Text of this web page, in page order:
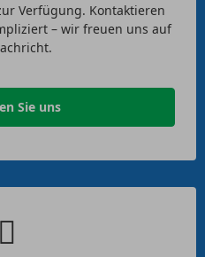
Verfügung. Kontaktieren
– wir freuen uns auf
Sie uns